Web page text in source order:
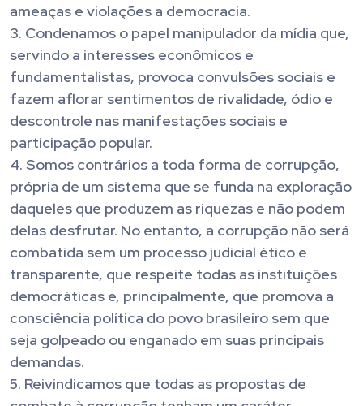
ameaças e violações a democracia.
3. Condenamos o papel manipulador da mídia que,
servindo a interesses econômicos e
fundamentalistas, provoca convulsões sociais e
fazem aflorar sentimentos de rivalidade, ódio e
descontrole nas manifestações sociais e
participação popular.
4. Somos contrários a toda forma de corrupção,
própria de um sistema que se funda na exploração
daqueles que produzem as riquezas e não podem
delas desfrutar. No entanto, a corrupção não será
combatida sem um processo judicial ético e
transparente, que respeite todas as instituições
democráticas e, principalmente, que promova a
consciência política do povo brasileiro sem que
seja golpeado ou enganado em suas principais
demandas.
5. Reivindicamos que todas as propostas de